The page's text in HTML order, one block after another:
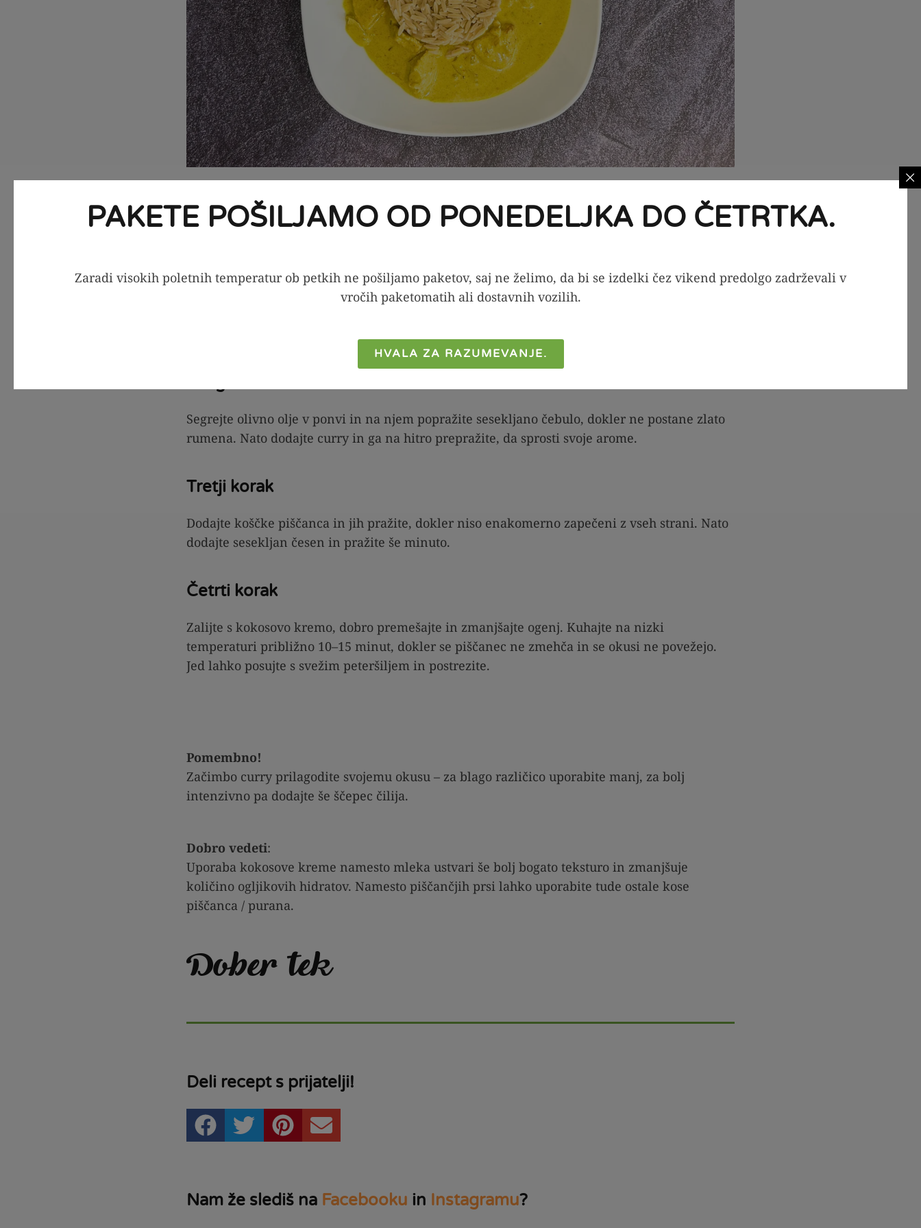
Postopek priprave
Prvi korak
Segrejte olivno olje v ponvi in na njem popražite sesekljano čebulo, dokler ne postane zlato
rumena. Nato dodajte curry in ga na hitro prepražite, da sprosti svoje arome.
Tretji korak
Dodajte koščke piščanca in jih pražite, dokler niso enakomerno zapečeni z vseh strani. Nato
dodajte sesekljan česen in pražite še minuto.
Četrti korak
Zalijte s kokosovo kremo, dobro premešajte in zmanjšajte ogenj. Kuhajte na nizki
temperaturi približno 10–15 minut, dokler se piščanec ne zmehča in se okusi ne povežejo.
Jed lahko posujte s svežim peteršiljem in postrezite.
Pomembno!
Začimbo curry prilagodite svojemu okusu – za blago različico uporabite manj, za bolj
intenzivno pa dodajte še ščepec čilija.
Dobro vedeti:
Uporaba kokosove kreme namesto mleka ustvari še bolj bogato teksturo in zmanjšuje
količino ogljikovih hidratov. Namesto piščančjih prsi lahko uporabite tude ostale kose
piščanca / purana.
Dober tek
Deli recept s prijatelji!
Nam že slediš na Facebooku in Instagramu?
PAKETE POŠILJAMO OD PONEDELJKA DO ČETRTKA.
Zaradi visokih poletnih temperatur ob petkih ne pošiljamo paketov, saj ne želimo, da bi se izdelki čez vikend predolgo zadrževali v
vročih paketomatih ali dostavnih vozilih.
HVALA ZA RAZUMEVANJE.